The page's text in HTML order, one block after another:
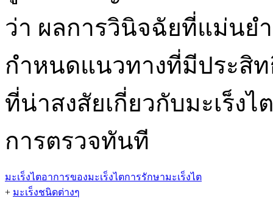
ว่า ผลการวินิจฉัยที่แม่นย
กำหนดแนวทางที่มีประสิ
ที่น่าสงสัยเกี่ยวกับมะเร็ง
การตรวจทันที
มะเร็งไตอาการของมะเร็งไตการรักษามะเร็งไต
+ มะเร็งชนิดต่างๆ